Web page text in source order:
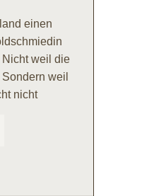
einen
Nicht weil die
weil
nicht